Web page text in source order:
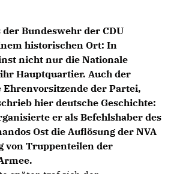
SPENDEN
Mitglied werden
Bundeswehr der CDU
historischen Ort: In
nicht nur die Nationale
Hauptquartier. Auch der
der Partei,
hier deutsche Geschichte:
er als Befehlshaber des
Ost die Auflösung der NVA
von Truppenteilen der